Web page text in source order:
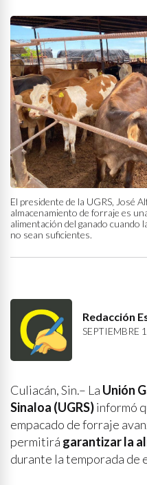
El presidente de la UGRS, José
almacenamiento de forraje es
alimentación del ganado cuando
no sean suficientes.
Redacción
SEPTIEMBRE
Culiacán, Sin.– La Unión
Sinaloa (UGRS)informó
empacado de forraje
permitirá garantizar la
durante la temporada de